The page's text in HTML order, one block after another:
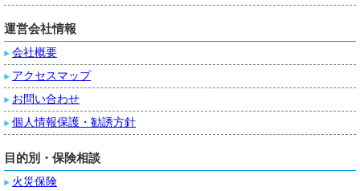
運営会社情報
会社概要
アクセスマップ
お問い合わせ
個人情報保護・勧誘方針
目的別・保険相談
火災保険